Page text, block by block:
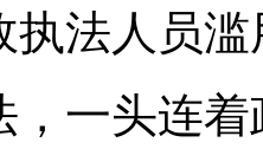
执法人员
头连着